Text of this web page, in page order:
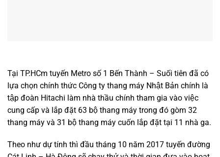
Tại TP.HCm tuyến Metro số 1 Bến Thành – Suối tiên đã có
lựa chọn chính thức Công ty thang máy Nhật Bản chính là
tập đoàn Hitachi làm nhà thầu chính tham gia vào việc
cung cấp và lắp đặt 63 bộ thang máy trong đó gòm 32
thang máy và 31 bộ thang máy cuốn lắp đặt tại 11 nhà ga.
Theo như dự tính thì đầu tháng 10 năm 2017 tuyến đường